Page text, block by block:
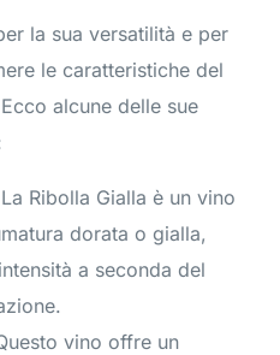
la sua versatilità e per
le caratteristiche del
alcune delle sue
La Ribolla Gialla è un vino
dorata o gialla,
a seconda del
vino offre un